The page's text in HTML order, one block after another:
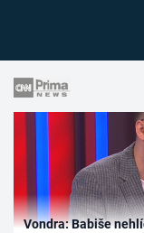
Vondra: Babiše